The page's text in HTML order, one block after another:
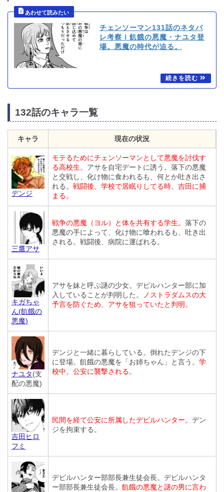
チェンソーマン131話のネタバ
レ考察ｌ飢餓の悪魔・ナユタ登
場。悪魔の時代が迫る。
132話のキャラ一覧
キャラ 現在の状況
デンジ
モテるためにチェンソーマンとして悪魔を討伐す
る高校生。 アサを自宅デートに誘う。落下の悪魔
と交戦し、化け物に食われるも、何とか吐き出さ
れる。 戦闘後、学校で居眠りしてる時、吉田に捕
まる。
三鷹アサ
戦争の悪魔（ヨル）と体を共有する学生。 落下の
悪魔の手によって、化け物に喰われるも、吐き出
される。戦闘後、病院に運ばれる。
キガちゃ
ん(飢餓の
悪魔)
アサを妹と呼ぶ謎の少女。デビルハンター部に加
入していることが判明した。
ノストラダムスの大
予言を防ぐため、アサを狙っていたと判明。
ナユタ(支
配の悪魔)
デンジと一緒に暮らしている。倒れたデンジの下
に登場。飢餓の悪魔を「お姉ちゃん」と言う。 学
校中、公安に襲撃される。
吉田ヒロ
フミ
民間を経て公安に所属したデビルハンター。 デン
ジを拘束する。
デビルハンター部部長兼生徒会長。デビルハンタ
ー部部長兼生徒会長。 飢餓の悪魔と謎の男に言わ